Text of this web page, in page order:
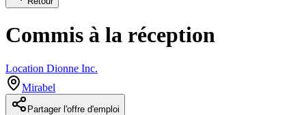
Commis à la réception
Location Dionne Inc.
Mirabel
Partager l'offre d'emploi